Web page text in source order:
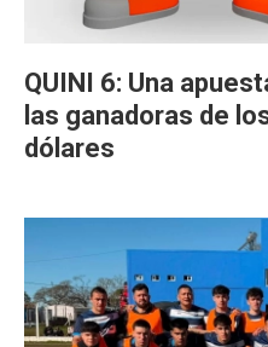
QUINI 6: Una
las ganadoras de
dólares